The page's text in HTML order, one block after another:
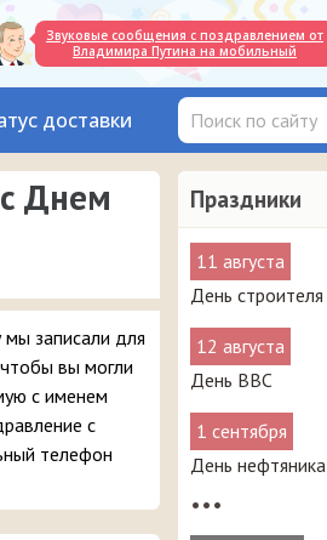
Звуковые сообщения с поздравлением от
Владимира Путина на мобильный
доставки
Праздники
11 августа
День строителя
12 августа
День ВВС
1 сентября
День нефтяника
•••
Днем
записали для
вы могли
с именем
с
телефон